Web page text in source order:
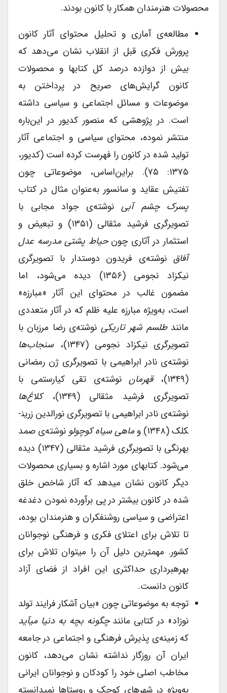
محصولات هنرمندان همکار با کانون بودند.
مطالعه‌ی آماری و تحلیل محتوای آثار کانون
پرورش فکری قبل از انقلاب نشان می‌دهد که
بیش از دوازده درصد کل کتاب­ها و محصولات
کانون گرایش‌های صریح در پرداختن به
موضوعات و مسائل اجتماعی و سیاسی داشته
است. در پژوهشی که منصور کدیور در این‌باره
منتشر نموده، محتوای سیاسی و اجتماعی آثار
تولید شده در کانون را فهرست کرده است (کدیور،
۱۳۷۵: ۷۵). براین‌اساس، موضوعاتی چون
تفتیش عقاید و سانسور به‌عنوان مثال در کتاب
پسرک چشم آبینوشته‌ی جواد مجابی با
تصویرگری فرشید مثقالی (۱۳۵۱) و تبعیض و
استثمار در آثاری چونحیاط پشتی مدرسه عدل
آفاقنوشته‌ی فریدون دوستدار با تصویرگری
نیکزاد نجومی (۱۳۵۶) دیده می‌شود، اما
مضمون غالب در محتوای این آثار «مبارزه»
است، به‌ویژه مبارزه علیه ظلم که در آثار متعددی
مانندطلسم شهر تاریکینوشته‌ی رضا مرزبان با
تصویرگری نیکزاد نجومی (۱۳۴۷)،
سنجاب‌ها
نوشته‌ی نادر ابراهیمی با تصویرگری ژن رمضانی
قهرماننوشته‌ی تقی کیارستمی با
تصویرگری فرشید مثقالی (۱۳۴۹)،
کلاغ‌ها
نوشته‌ی نادر ابراهیمی با تصویرگری نورالدین زرین­
کلک (۱۳۴۸) و
ماهی سیاه کوچولونوشته‌ی صمد
بهرنگی با تصویرگری فرشید مثقالی (۱۳۴۷) دیده
می‌شود. کتاب­های مورد اشاره و بسیاری محصولات
دیگر کانون نشان می­دهد که آثار شاخص خلق
شده در کانون بیشتر در پی برآورده نمودن دغدغه
اعتراضی و سیاسی روشنفکران و هنرمندان بوده،
تا تلاش برای اعتلای فکری و فرهنگی نوجوانان
کشور. مهم­ترین دلیل آن را می­توان تلاش برای
بهره­برداری حداکثری این افراد از فضای آزاد
کانون دانست.
توجه به موضوعاتی چون «بیان آشکار فرایند تولد
نوزاد» در کتابی مانندچگونه بچه به دنیا می­آید
که زمینه‌ی پذیرش فرهنگی و اجتماعی در جامعه
ایران آن روزگار نداشته نشان می‌دهد، کانون
مخاطب اصلی خود را کودکان و نوجوانان ایرانی
به‌ویژه در شهرهای کوچک و روستاها نمی­دانسته